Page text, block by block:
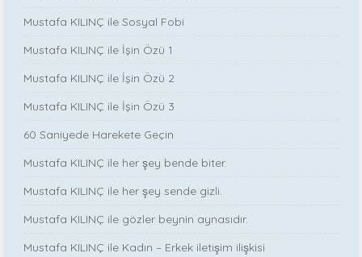
Mustafa KILINÇ ile Sosyal Fobi
Mustafa KILINÇ ile İşin Özü 1
Mustafa KILINÇ ile İşin Özü 2
Mustafa KILINÇ ile İşin Özü 3
60 Saniyede Harekete Geçin
Mustafa KILINÇ ile her şey bende biter.
Mustafa KILINÇ ile her şey sende gizli.
Mustafa KILINÇ ile gözler beynin aynasıdır.
Mustafa KILINÇ ile Kadın – Erkek iletişim ilişkisi